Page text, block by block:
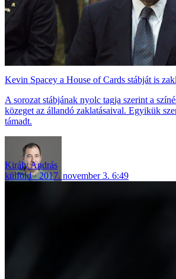
Kevin Spacey a House of Cards stábját is
A sorozat stábjának nyolc tagja szerint a
közeget az állandó zaklatásaival. Egyikük
támadt.
Király András
külföld
2017. november 3. 6:49